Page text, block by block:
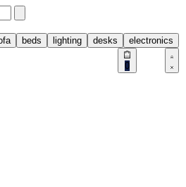
beds lighting desks electronics
0